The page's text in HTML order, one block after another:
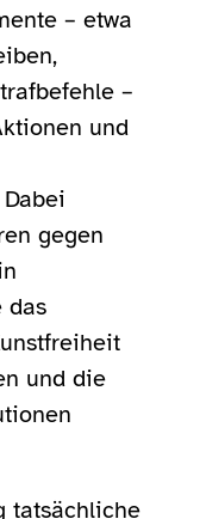
– etwa
–
und
gegen
das
und die
tatsächliche